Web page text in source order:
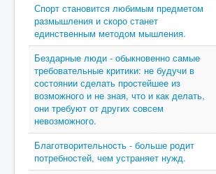
Спорт становится любимым предметом
размышления и скоро станет
единственным методом мышления.
Бездарные люди - обыкновенно самые
требовательные критики: не будучи в
состоянии сделать простейшее из
возможного и не зная, что и как делать,
они требуют от других совсем
невозможного.
Благотворительность - больше родит
потребностей, чем устраняет нужд.